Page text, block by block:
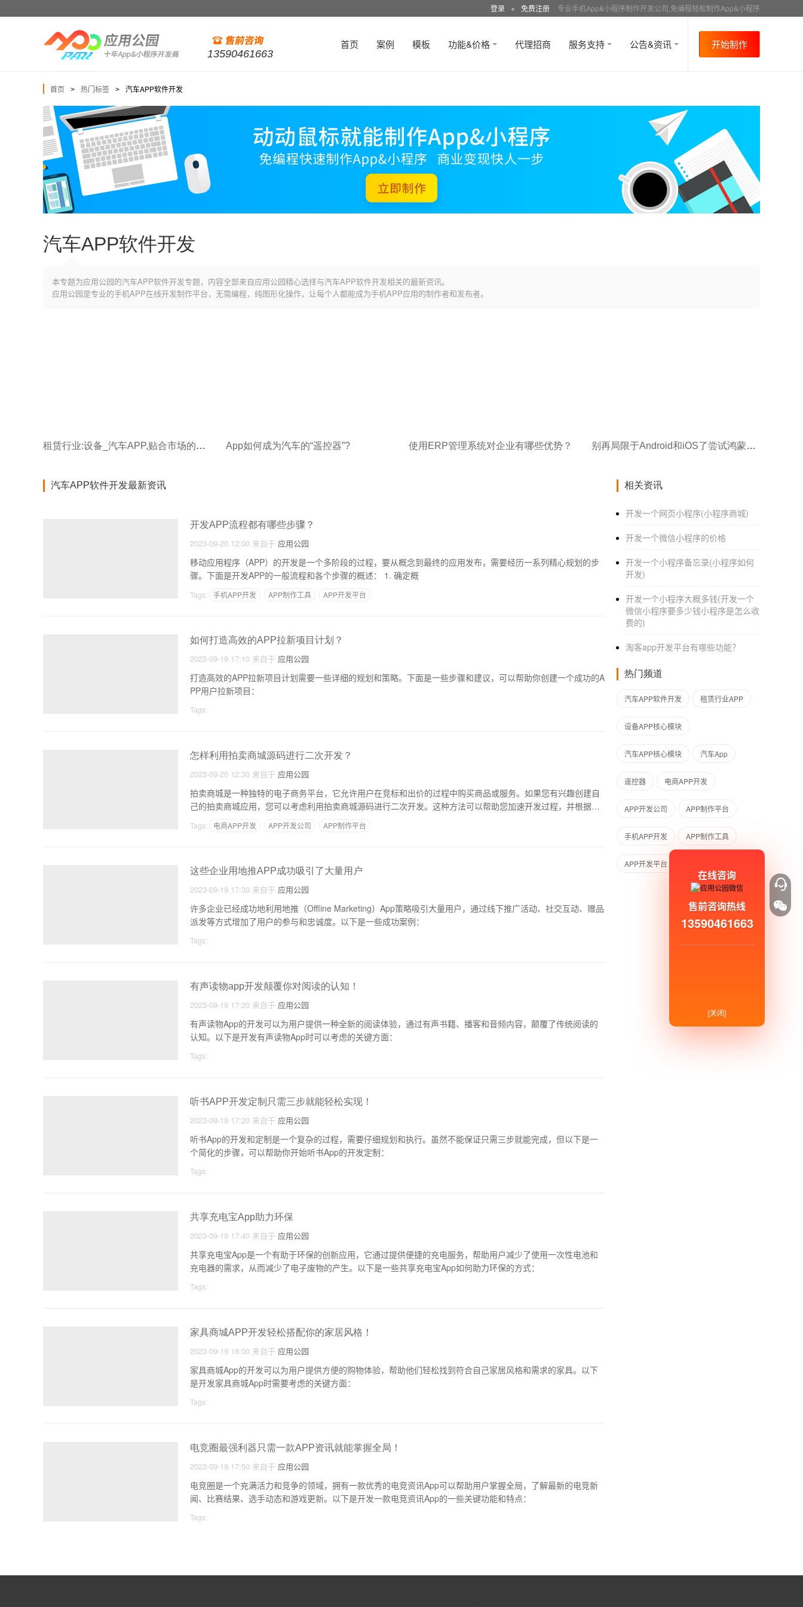
登录 ● 免费注册 专业手机App&小程序制作开发公司,免编程轻松制作App&小程序
13590461663
首页 案例 模板 功能&价格 代理招商 服务支持 公告&资讯 开始制作
首页 > 热门标签 > 汽车APP软件开发
汽车APP软件开发
本专题为应用公园的汽车APP软件开发专题，内容全部来自应用公园精心选择与汽车APP软件开发相关的最新资讯。
应用公园是专业的手机APP在线开发制作平台，无需编程，纯图形化操作，让每个人都能成为手机APP应用的制作者和发布者。
租赁行业:设备_汽车APP,贴合市场的核心模块是什么? App如何成为汽车的“遥控器”? 使用ERP管理系统对企业有哪些优势？ 别再局限于Android和iOS了尝试鸿蒙APP系统开发吧！
汽车APP软件开发最新资讯
开发APP流程都有哪些步骤？
2023-09-20 12:00 来自于 应用公园
移动应用程序（APP）的开发是一个多阶段的过程，要从概念到最终的应用发布，需要经历一系列精心规划的步
骤。下面是开发APP的一般流程和各个步骤的概述： 1. 确定概
Tags: 手机APP开发 APP制作工具 APP开发平台
如何打造高效的APP拉新项目计划？
2023-09-19 17:10 来自于 应用公园
打造高效的APP拉新项目计划需要一些详细的规划和策略。下面是一些步骤和建议，可以帮助你创建一个成功的A
PP用户拉新项目：
Tags:
怎样利用拍卖商城源码进行二次开发？
2023-09-20 12:30 来自于 应用公园
拍卖商城是一种独特的电子商务平台，它允许用户在竞标和出价的过程中购买商品或服务。如果您有兴趣创建自
己的拍卖商城应用，您可以考虑利用拍卖商城源码进行二次开发。这种方法可以帮助您加速开发过程，并根据您
Tags: 电商APP开发 APP开发公司 APP制作平台
这些企业用地推APP成功吸引了大量用户
2023-09-19 17:30 来自于 应用公园
许多企业已经成功地利用地推（Offline Marketing）App策略吸引大量用户，通过线下推广活动、社交互动、赠品
派发等方式增加了用户的参与和忠诚度。以下是一些成功案例：
Tags:
有声读物app开发颠覆你对阅读的认知！
2023-09-19 17:20 来自于 应用公园
有声读物App的开发可以为用户提供一种全新的阅读体验，通过有声书籍、播客和音频内容，颠覆了传统阅读的
认知。以下是开发有声读物App时可以考虑的关键方面：
Tags:
听书APP开发定制只需三步就能轻松实现！
2023-09-19 17:20 来自于 应用公园
听书App的开发和定制是一个复杂的过程，需要仔细规划和执行。虽然不能保证只需三步就能完成，但以下是一
个简化的步骤，可以帮助你开始听书App的开发定制：
Tags:
共享充电宝App助力环保
2023-09-19 17:40 来自于 应用公园
共享充电宝App是一个有助于环保的创新应用，它通过提供便捷的充电服务，帮助用户减少了使用一次性电池和
充电器的需求，从而减少了电子废物的产生。以下是一些共享充电宝App如何助力环保的方式：
Tags:
家具商城APP开发轻松搭配你的家居风格！
2023-09-19 18:00 来自于 应用公园
家具商城App的开发可以为用户提供方便的购物体验，帮助他们轻松找到符合自己家居风格和需求的家具。以下
是开发家具商城App时需要考虑的关键方面：
Tags:
电竞圈最强利器只需一款APP资讯就能掌握全局！
2023-09-19 17:50 来自于 应用公园
电竞圈是一个充满活力和竞争的领域，拥有一款优秀的电竞资讯App可以帮助用户掌握全局，了解最新的电竞新
闻、比赛结果、选手动态和游戏更新。以下是开发一款电竞资讯App的一些关键功能和特点：
Tags:
相关资讯
开发一个网页小程序(小程序商城)
开发一个微信小程序的价格
开发一个小程序备忘录(小程序如何
开发)
开发一个小程序大概多钱(开发一个
微信小程序要多少钱小程序是怎么收
费的)
淘客app开发平台有哪些功能？
热门频道
汽车APP软件开发 租赁行业APP
设备APP核心模块
汽车APP核心模块 汽车App
遥控器 电商APP开发
APP开发公司 APP制作平台
手机APP开发 APP制作工具
APP开发平台
在线咨询
售前咨询热线
13590461663
[关闭]